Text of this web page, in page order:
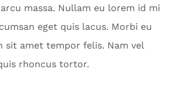
massa. Nullam eu lorem id mi
eget quis lacus. Morbi eu
sit amet tempor felis. Nam vel
rhoncus tortor.